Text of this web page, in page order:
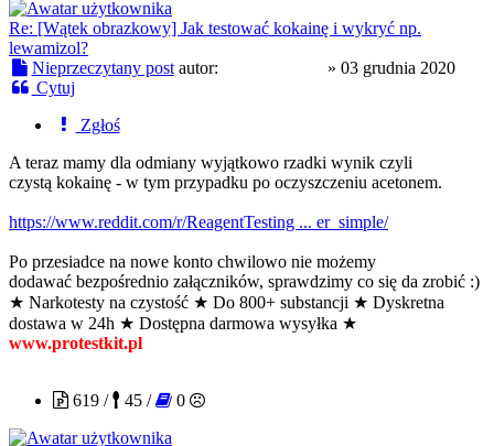
Re: [Wątek obrazkowy] Jak testować kokainę i wykryć np.
lewamizol?
Nieprzeczytany post autor: » 03 grudnia 2020
Cytuj
Zgłoś
A teraz mamy dla odmiany wyjątkowo rzadki wynik czyli
czystą kokainę - w tym przypadku po oczyszczeniu acetonem.
https://www.reddit.com/r/ReagentTesting ... er_simple/
Po przesiadce na nowe konto chwilowo nie możemy
dodawać bezpośrednio załączników, sprawdzimy co się da zrobić :)
★ Narkotesty na czystość ★ Do 800+ substancji ★ Dyskretna
dostawa w 24h ★ Dostępna darmowa wysyłka ★
www.protestkit.pl
619 /
45 / 0